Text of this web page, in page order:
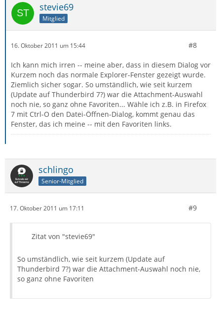
stevie69
Mitglied
16. Oktober 2011 um 15:44 #8
Ich kann mich irren -- meine aber, dass in diesem Dialog vor
Kurzem noch das normale Explorer-Fenster gezeigt wurde.
Ziemlich sicher sogar. So umständlich, wie seit kurzem
(Update auf Thunderbird 7?) war die Attachment-Auswahl
noch nie, so ganz ohne Favoriten... Wähle ich z.B. in Firefox
7 mit Ctrl-O den Datei-Öffnen-Dialog, kommt genau das
Fenster, das ich meine -- mit den Favoriten links.
schlingo
Senior-Mitglied
17. Oktober 2011 um 17:11 #9
Zitat von "stevie69"
So umständlich, wie seit kurzem (Update auf
Thunderbird 7?) war die Attachment-Auswahl noch nie,
so ganz ohne Favoriten